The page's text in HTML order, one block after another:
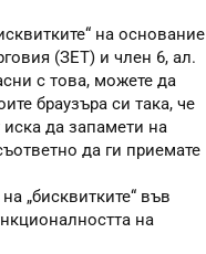
на основание
(ЗЕТ) и член 6, ал.
с това, можете да
браузъра си така, че
да запамети на
да ги приемате
„бисквитките“ във
на